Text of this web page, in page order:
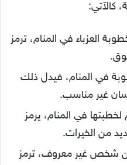
كالآتي:
العزباء في المنام، ترمز
في المنام، فيدل ذلك
غير مناسب.
في المنام، يرمز
من الخيرات.
شخص غير معروف، ترمز